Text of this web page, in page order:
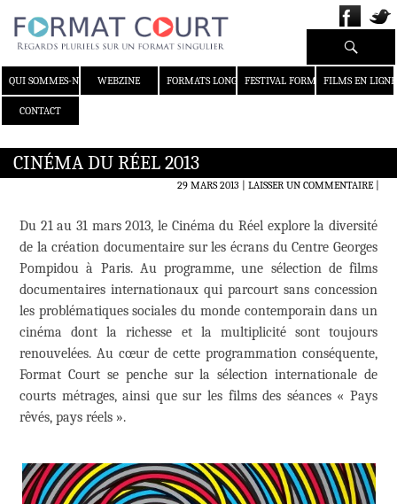
QUI SOMMES-NOUS ?WEBZINE FORMATS LONGS FESTIVAL FORMAT COURT
FILMS EN LIGNE
CONTACT
Recherche
CINÉMA DU RÉEL 2013
29 MARS 2013 LAISSER UN COMMENTAIRE|
Du 21 au 31 mars 2013, le Cinéma du Réel explore la diversité
de la création documentaire sur les écrans du Centre Georges
Pompidou à Paris. Au programme, une sélection de films
documentaires internationaux qui parcourt sans concession
les problématiques sociales du monde contemporain dans un
cinéma dont la richesse et la multiplicité sont toujours
renouvelées. Au cœur de cette programmation conséquente,
Format Court se penche sur la sélection internationale de
courts métrages, ainsi que sur les films des séances « Pays
rêvés, pays réels ».